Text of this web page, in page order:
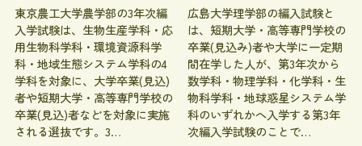
東京農工大学農学部の3年次編
入学試験は、生物生産学科・応
用生物科学科・環境資源科学
科・地域生態システム学科の4
学科を対象に、大学卒業(見込)
者や短期大学・高等専門学校の
卒業(見込)者などを対象に実施
される選抜です。3…
広島大学理学部の編入試験と
は、短期大学・高等専門学校の
卒業(見込み)者や大学に一定期
間在学した人が、第3年次から
数学科・物理学科・化学科・生
物科学科・地球惑星システム学
科のいずれかへ入学する第3年
次編入学試験のことで…